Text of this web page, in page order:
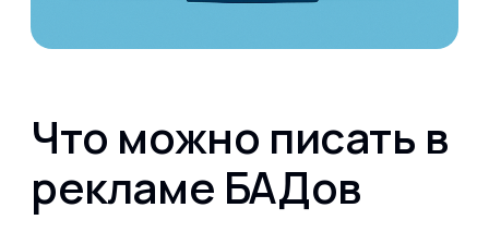
Что можно писать в
рекламе БАДов